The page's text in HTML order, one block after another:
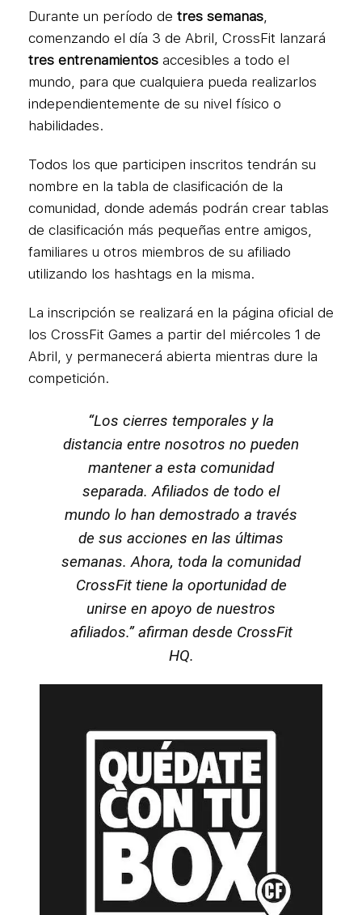
Durante un período de tres semanas,
comenzando el día 3 de Abril, CrossFit lanzará
tres entrenamientos accesibles a todo el
mundo, para que cualquiera pueda realizarlos
independientemente de su nivel físico o
habilidades.
Todos los que participen inscritos tendrán su
nombre en la tabla de clasificación de la
comunidad, donde además podrán crear tablas
de clasificación más pequeñas entre amigos,
familiares u otros miembros de su afiliado
utilizando los hashtags en la misma.
La inscripción se realizará en la página oficial de
los CrossFit Games a partir del miércoles 1 de
Abril, y permanecerá abierta mientras dure la
competición.
“Los cierres temporales y la
distancia entre nosotros no pueden
mantener a esta comunidad
separada. Afiliados de todo el
mundo lo han demostrado a través
de sus acciones en las últimas
semanas. Ahora, toda la comunidad
CrossFit tiene la oportunidad de
unirse en apoyo de nuestros
afiliados.” afirman desde CrossFit
HQ.